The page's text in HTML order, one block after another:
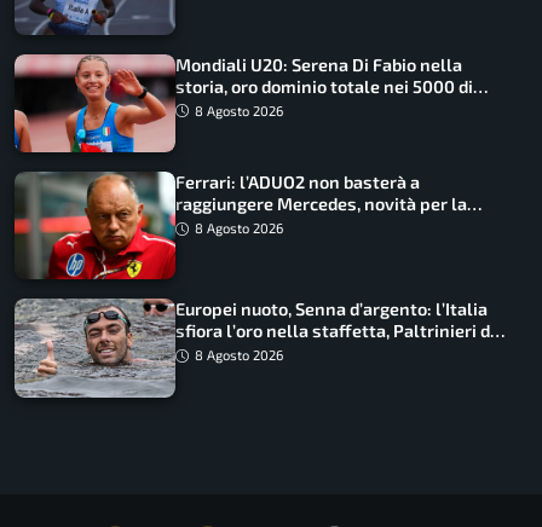
Mondiali U20: Serena Di Fabio nella
storia, oro dominio totale nei 5000 di
marcia
8 Agosto 2026
Ferrari: l’ADUO2 non basterà a
raggiungere Mercedes, novità per la
Macarena
8 Agosto 2026
Europei nuoto, Senna d’argento: l’Italia
sfiora l’oro nella staffetta, Paltrinieri da
urlo, il bilancio azzurro
8 Agosto 2026